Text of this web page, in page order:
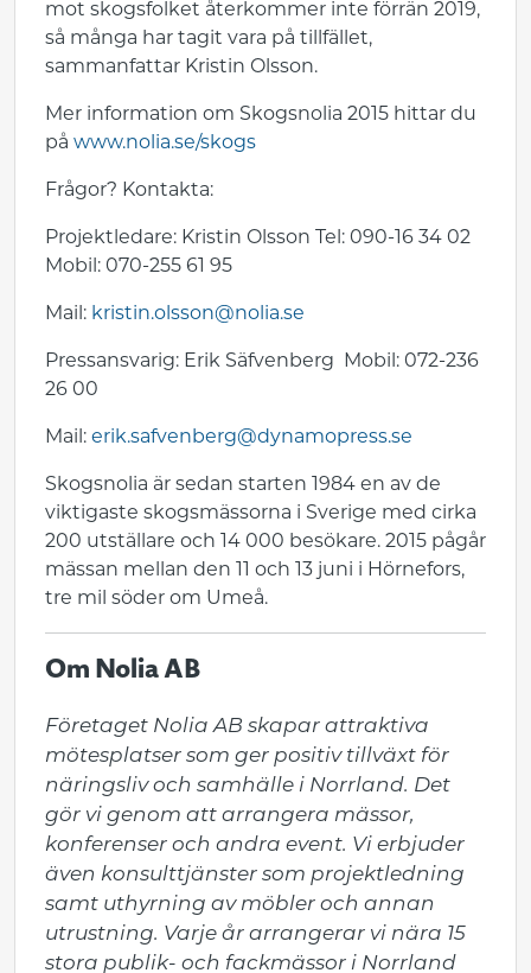
mot skogsfolket återkommer inte förrän 2019,
så många har tagit vara på tillfället,
sammanfattar Kristin Olsson.
Mer information om Skogsnolia 2015 hittar du
på www.nolia.se/skogs
Frågor? Kontakta:
Projektledare: Kristin Olsson Tel: 090-16 34 02
Mobil: 070-255 61 95
Mail: kristin.olsson@nolia.se
Pressansvarig: Erik Säfvenberg Mobil: 072-236
26 00
Mail: erik.safvenberg@dynamopress.se
Skogsnolia är sedan starten 1984 en av de
viktigaste skogsmässorna i Sverige med cirka
200 utställare och 14 000 besökare. 2015 pågår
mässan mellan den 11 och 13 juni i Hörnefors,
tre mil söder om Umeå.
Om Nolia AB
Företaget Nolia AB skapar attraktiva
mötesplatser som ger positiv tillväxt för
näringsliv och samhälle i Norrland. Det
gör vi genom att arrangera mässor,
konferenser och andra event. Vi erbjuder
även konsulttjänster som projektledning
samt uthyrning av möbler och annan
utrustning. Varje år arrangerar vi nära 15
stora publik- och fackmässor i Norrland